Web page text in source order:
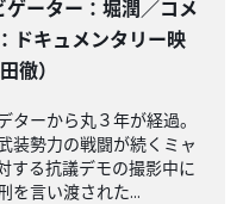
ゲーター：堀潤／コメ
ドキュメンタリー映
徹）
ターから丸３年が経過。
装勢力の戦闘が続くミャ
する抗議デモの撮影中に
を言い渡された...